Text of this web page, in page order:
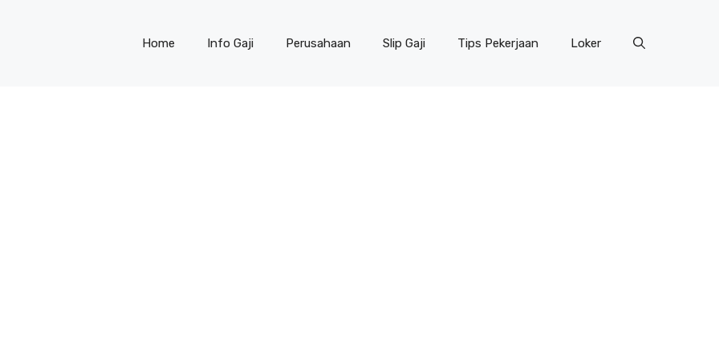
Home Info Gaji Perusahaan Slip Gaji Tips Pekerjaan Loker